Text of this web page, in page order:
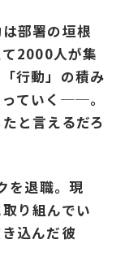
部署の垣根
2000人が集
行動」の積み
ていく──。
と言えるだろ
を退職。現
り組んでい
込んだ彼